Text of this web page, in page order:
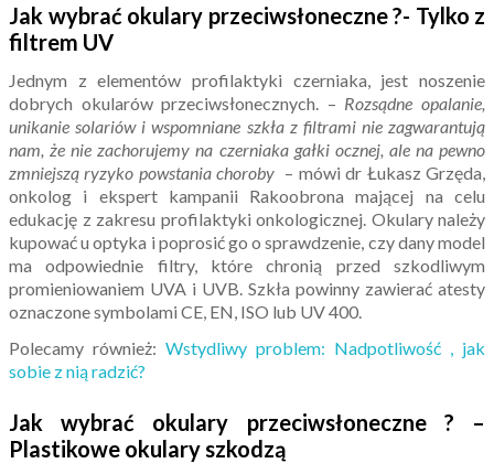
Jak wybrać okulary przeciwsłoneczne ?- Tylko z
filtrem UV
Jednym z elementów profilaktyki czerniaka, jest noszenie
dobrych okularów przeciwsłonecznych. – Rozsądne opalanie,
unikanie solariów i wspomniane szkła z filtrami nie zagwarantują
nam, że nie zachorujemy na czerniaka gałki ocznej, ale na pewno
zmniejszą ryzyko powstania choroby – mówi dr Łukasz Grzęda,
onkolog i ekspert kampanii Rakoobrona mającej na celu
edukację z zakresu profilaktyki onkologicznej. Okulary należy
kupować u optyka i poprosić go o sprawdzenie, czy dany model
ma odpowiednie filtry, które chronią przed szkodliwym
promieniowaniem UVA i UVB. Szkła powinny zawierać atesty
oznaczone symbolami CE, EN, ISO lub UV 400.
Polecamy również: Wstydliwy problem: Nadpotliwość , jak
sobie z nią radzić?
Jak wybrać okulary przeciwsłoneczne ? –
Plastikowe okulary szkodzą